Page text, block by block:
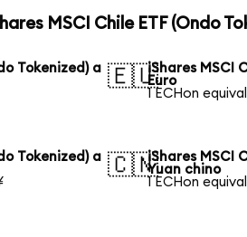
MSCI Chile ETF (Ondo
Tokenized) a 🇪🇺iShares MSCI
Euro
1 ECHon
Tokenized) a 🇨🇳iShares MSCI
Yuan chino
1 ECHon